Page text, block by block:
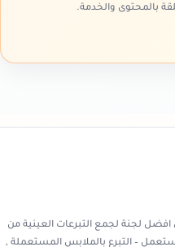
بالمحتوى والخدمة.
افضل لجنة لجمع التبرعات العينية من
– التبرع بالملابس المستعملة ,